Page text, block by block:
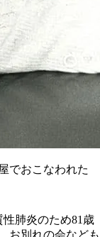
でおこなわれた
肺炎のため81歳
お別れの会なども